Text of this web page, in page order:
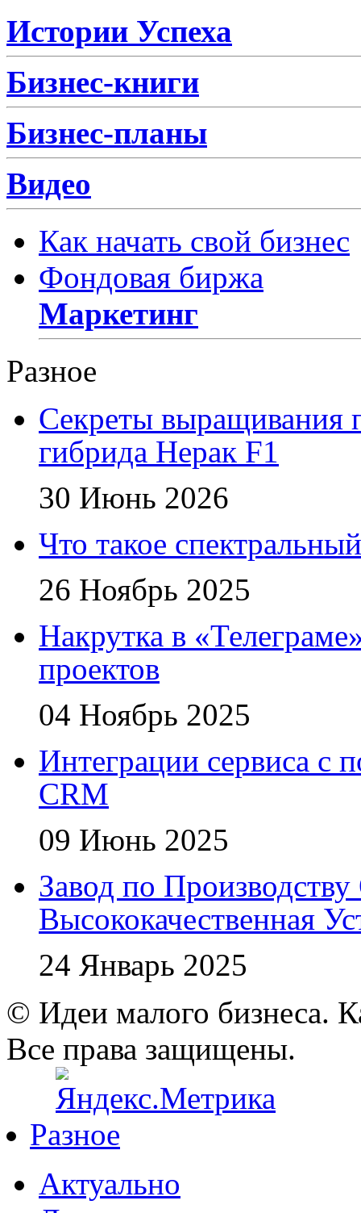
Истории Успеха
Бизнес-книги
Бизнес-планы
Видео
Как начать свой бизнес
Фондовая биржа
Маркетинг
Разное
Секреты выращивания
гибрида Нерак F1
30 Июнь 2026
Что такое
26 Ноябрь 2025
Накрутка в
проектов
04 Ноябрь 2025
Интеграции сервиса с
CRM
09 Июнь 2025
Завод по
Высококачественная
24 Январь 2025
© Идеи малого бизнеса.
Все права защищены.
Разное
Актуально